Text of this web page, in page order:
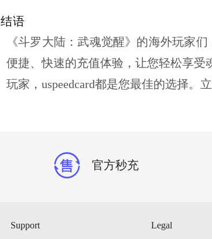
结语
《斗罗大陆：武魂觉醒》的海外玩家们
便捷、快速的充值体验，让您轻松享
玩家， uspeedcard都是您最佳的选择。
官方秒充
Support Legal